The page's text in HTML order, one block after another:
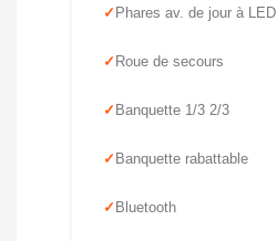
Phares av. de jour à LED
Roue de secours
Banquette 1/3 2/3
Banquette rabattable
Bluetooth